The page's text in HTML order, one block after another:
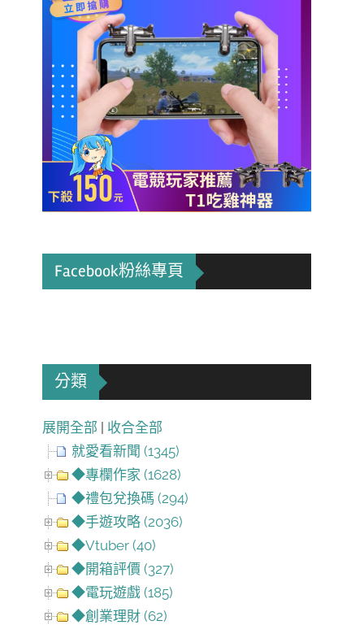
Facebook粉絲專頁
分類
展開全部 | 收合全部
就愛看新聞 (1345)
◆專欄作家 (1628)
◆禮包兌換碼 (294)
◆手遊攻略 (2036)
◆Vtuber (40)
◆開箱評價 (327)
◆電玩遊戲 (185)
◆創業理財 (62)